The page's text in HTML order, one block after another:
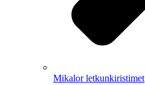
Mikalor letkunkiristimet